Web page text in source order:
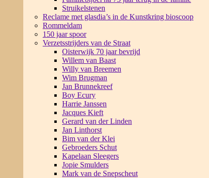
Struikelstenen
Reclame met glasdia’s in de Kunstkring bioscoop
Rommeldam
150 jaar spoor
Verzetsstrijders van de Straat
Oisterwijk 70 jaar bevrijd
Willem van Baast
Willy van Breemen
Wim Brugman
Jan Brunnekreef
Boy Ecury
Harrie Janssen
Jacques Kieft
Gerard van der Linden
Jan Linthorst
Bim van der Klei
Gebroeders Schut
Kapelaan Sleegers
Jopie Smulders
Mark van de Snepscheut